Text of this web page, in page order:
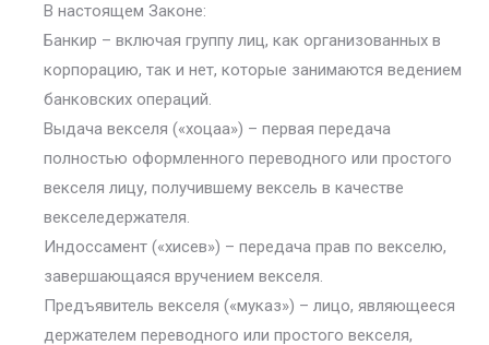
В настоящем Законе:
Банкир – включая группу лиц, как организованных в
корпорацию, так и нет, которые занимаются ведением
банковских операций.
Выдача векселя («хоцаа») – первая передача
полностью оформленного переводного или простого
векселя лицу, получившему вексель в качестве
векселедержателя.
Индоссамент («хисев») – передача прав по векселю,
завершающаяся вручением векселя.
Предъявитель векселя («муказ») – лицо, являющееся
держателем переводного или простого векселя,